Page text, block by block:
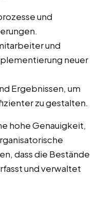
und
und
neuer
Ergebnissen, um
zu gestalten.
hohe Genauigkeit,
dass die Bestände
und verwaltet